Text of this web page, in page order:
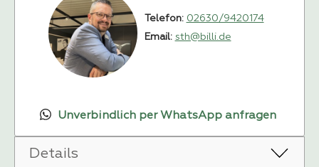
Telefon: 02630/9420174
Email: sth@billi.de
Unverbindlich per WhatsApp anfragen
Details